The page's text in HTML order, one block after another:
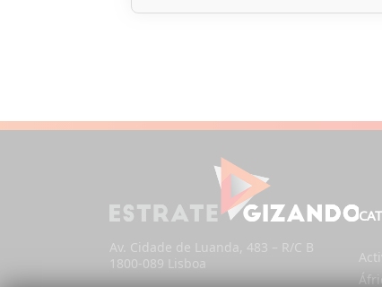
Av. Cidade de Luanda, 483 – R/C B
1800-089 Lisboa